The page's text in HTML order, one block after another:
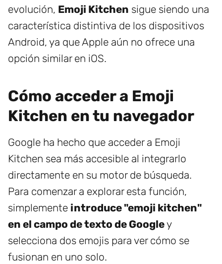
evolución, Emoji Kitchen sigue siendo una
característica distintiva de los dispositivos
Android, ya que Apple aún no ofrece una
opción similar en iOS.
Cómo acceder a Emoji
Kitchen en tu navegador
Google ha hecho que acceder a Emoji
Kitchen sea más accesible al integrarlo
directamente en su motor de búsqueda.
Para comenzar a explorar esta función,
simplemente introduce "emoji kitchen"
en el campo de texto de Googley
selecciona dos emojis para ver cómo se
fusionan en uno solo.